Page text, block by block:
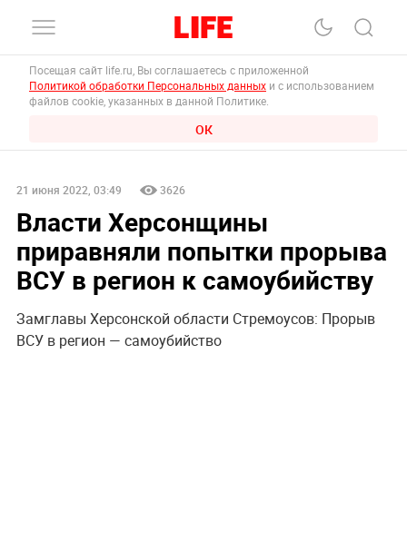
Посещая сайт life.ru, Вы соглашаетесь с приложенной
Политикой обработки Персональных данных и с использованием
файлов cookie, указанных в данной Политике.
ОК
21 июня 2022, 03:49 3626
Власти Херсонщины
приравняли попытки прорыва
ВСУ в регион к самоубийству
Замглавы Херсонской области Стремоусов: Прорыв
ВСУ в регион — самоубийство